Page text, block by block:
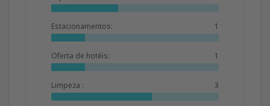
Estacionamentos: 1
Oferta de hotéis: 1
Limpeza : 3